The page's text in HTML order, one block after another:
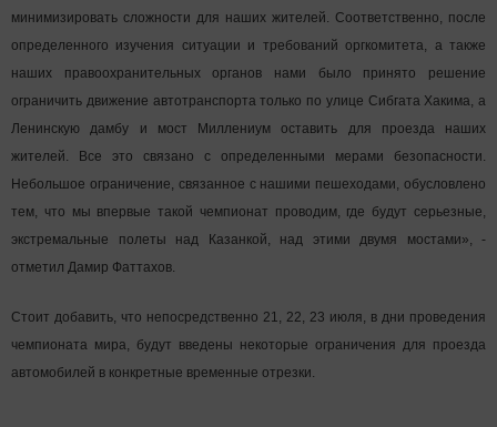
минимизировать сложности для наших жителей. Соответственно, после
определенного изучения ситуации и требований оргкомитета, а также
наших правоохранительных органов нами было принято решение
ограничить движение автотранспорта только по улице Сибгата Хакима, а
Ленинскую дамбу и мост Миллениум оставить для проезда наших
жителей. Все это связано с определенными мерами безопасности.
Небольшое ограничение, связанное с нашими пешеходами, обусловлено
тем, что мы впервые такой чемпионат проводим, где будут серьезные,
экстремальные полеты над Казанкой, над этими двумя мостами», -
отметил Дамир Фаттахов.
Стоит добавить, что непосредственно 21, 22, 23 июля, в дни проведения
чемпионата мира, будут введены некоторые ограничения для проезда
автомобилей в конкретные временные отрезки.